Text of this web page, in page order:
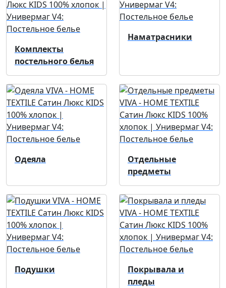
Комплекты
постельного белья
Наматрасники
Одеяла
Отдельные
предметы
Подушки
Покрывала и
пледы